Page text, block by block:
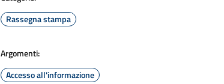
Rassegna stampa
Argomenti:
Accesso all'informazione